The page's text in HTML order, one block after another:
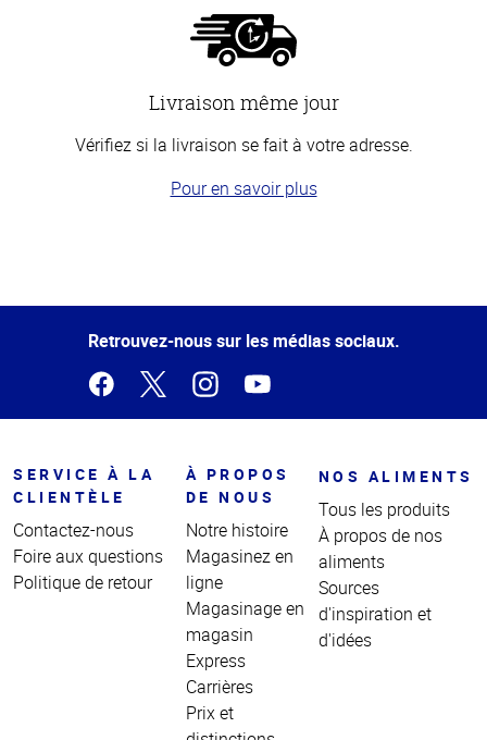
Livraison même jour
Vérifiez si la livraison se fait à votre adresse.
Pour en savoir plus
de la
Retrouvez-nous sur les médias sociaux.
SERVICE À LA
CLIENTÈLE
Contactez-nous
Foire aux questions
Politique de retour
À PROPOS
DE NOUS
Notre histoire
Magasinez en
ligne
Magasinage en
magasin
Express
Carrières
Prix et
NOS ALIMENTS
Tous les produits
À propos de nos
aliments
Sources
d'inspiration et
d'idées